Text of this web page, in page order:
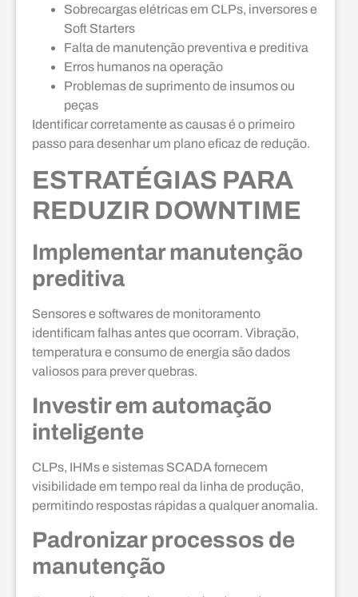
Sobrecargas elétricas em CLPs, inversores e
Soft Starters
Falta de manutenção preventiva e preditiva
Erros humanos na operação
Problemas de suprimento de insumos ou
peças
Identificar corretamente as causas é o primeiro
passo para desenhar um plano eficaz de redução.
ESTRATÉGIAS PARA
REDUZIR DOWNTIME
Implementar manutenção
preditiva
Sensores e softwares de monitoramento
identificam falhas antes que ocorram. Vibração,
temperatura e consumo de energia são dados
valiosos para prever quebras.
Investir em automação
inteligente
CLPs, IHMs e sistemas SCADA fornecem
visibilidade em tempo real da linha de produção,
permitindo respostas rápidas a qualquer anomalia.
Padronizar processos de
manutenção